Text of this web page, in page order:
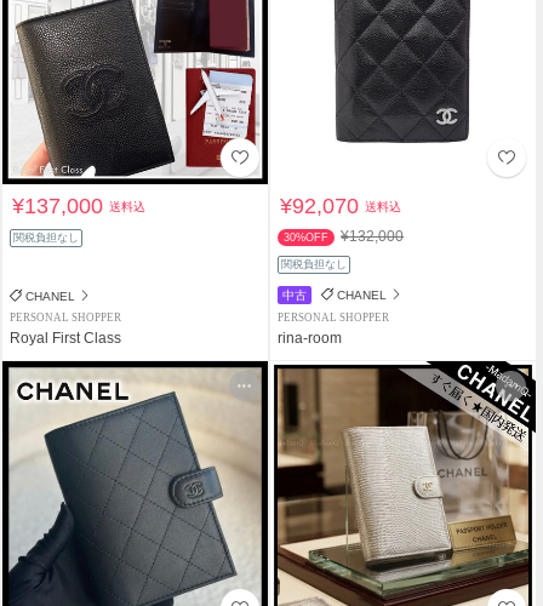
¥137,000送料込
関税負担なし
CHANEL
PERSONAL SHOPPER
Royal First Class
¥92,070送料込
30%OFF ¥132,000
関税負担なし
中古 CHANEL
PERSONAL SHOPPER
rina-room